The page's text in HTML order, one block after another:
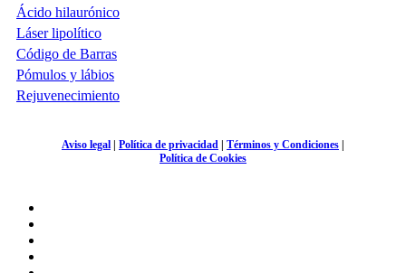
Ácido hilaurónico
Láser lipolítico
Código de Barras
Pómulos y lábios
Rejuvenecimiento
Aviso legal | Política de privacidad | Términos y Condiciones |
Política de Cookies